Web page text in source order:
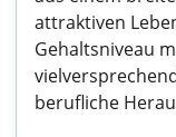
attraktiven
Gehaltsniveau
berufliche